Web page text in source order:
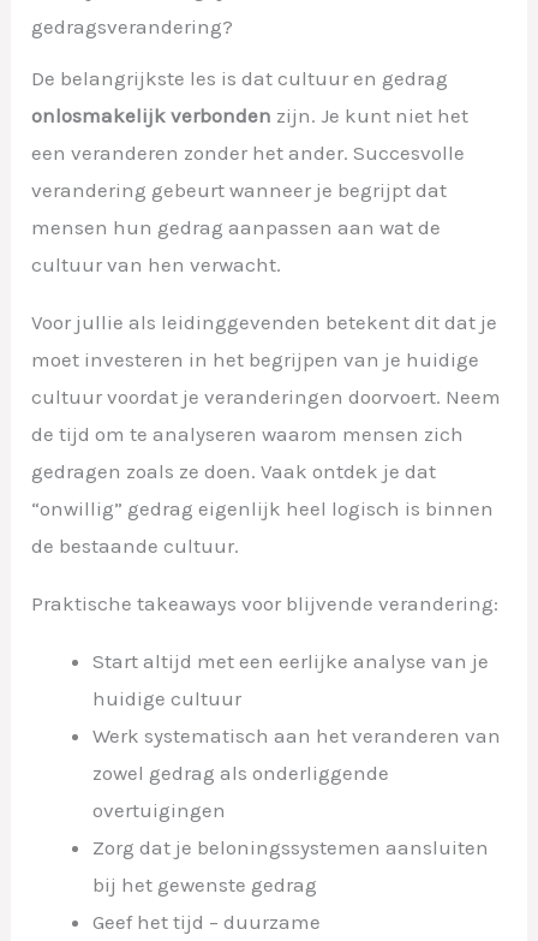
gedragsverandering?
De belangrijkste les is dat cultuur en gedrag
onlosmakelijk verbonden zijn. Je kunt niet het
een veranderen zonder het ander. Succesvolle
verandering gebeurt wanneer je begrijpt dat
mensen hun gedrag aanpassen aan wat de
cultuur van hen verwacht.
Voor jullie als leidinggevenden betekent dit dat je
moet investeren in het begrijpen van je huidige
cultuur voordat je veranderingen doorvoert. Neem
de tijd om te analyseren waarom mensen zich
gedragen zoals ze doen. Vaak ontdek je dat
“onwillig” gedrag eigenlijk heel logisch is binnen
de bestaande cultuur.
Praktische takeaways voor blijvende verandering:
Start altijd met een eerlijke analyse van je
huidige cultuur
Werk systematisch aan het veranderen van
zowel gedrag als onderliggende
overtuigingen
Zorg dat je beloningssystemen aansluiten
bij het gewenste gedrag
Geef het tijd – duurzame